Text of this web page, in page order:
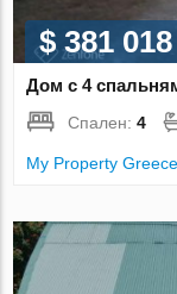
$ 381 018
Дом с 4
Спален:4
My Property